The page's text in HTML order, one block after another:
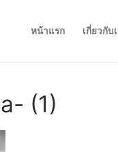
หน้าแรก เกี่ยวกับ
(1)